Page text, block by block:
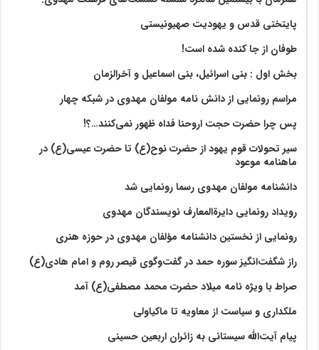
پایتختی قدس و یهودیت صهیونیستی
طوفان از جا کنده شده است!
بخش اول : بنی اسرائیل، بنی اسماعیل و آخرالزمان
مراسم رونمایی از دانش نامه مولفان مهدوی در شبکه چهار
پس چرا حضرت حجت اروحنا فداه ظهور نمی‌کنند…؟!
سیر تحولات قوم یهود از حضرت نوح(ع) تا حضرت عیسی(ع) در
ماهنامه موعود
دانشنامه مولفان مهدوی رسما رونمایی شد
رویداد رونمایی دایرةالمعارف نویسندگان مهدوی
رونمایی از نخستین دانشنامه مؤلفان مهدوی در حوزه هنری
راز شگفت‌انگیز سوره حمد در گفت‌وگوی قیصر روم و امام هادی(ع)
صراط با ویژه نامه میلاد حضرت محمد مصطفی(ع) آمد
ملکداری و سیاست از معاویه تا ماکیاولی
پیام آیت‌الله سیستانی به زائران اربعین حسینی